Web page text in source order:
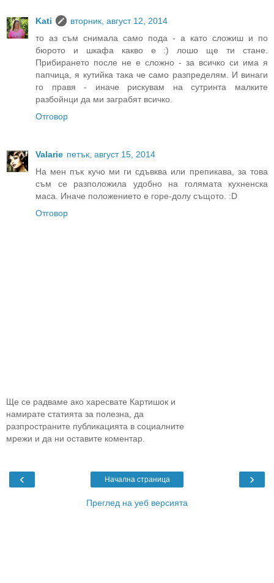
Kati
вторник, август 12, 2014
то аз съм снимала само пода - а като сложиш и по
бюрото и шкафа какво е :) лошо ще ти стане.
Прибирането после не е сложно - за всичко си има я
папчица, я кутийка така че само разпределям. И винаги
го правя - иначе рискувам на сутринта малките
разбойнци да ми заграбят всичко.
Отговор
Valarie петък, август 15, 2014
На мен пък кучо ми ги сдъвква или препикава, за това
съм се разположила удобно на голямата кухненска
маса. Иначе положението е горе-долу същото. :D
Отговор
Ще се радваме ако харесвате Картишок и
намирате статията за полезна, да
разпространите публикацията в социалните
мрежи и да ни оставите коментар.
‹ ›
Начална страница
Преглед на уеб версията